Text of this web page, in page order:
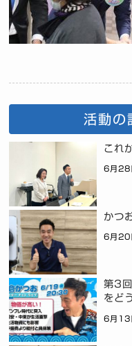
活動の
これ
6月28
かつ
6月20
第3回
をど
6月13